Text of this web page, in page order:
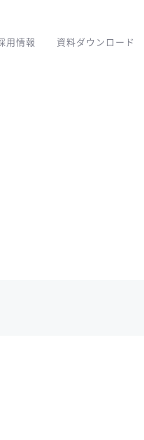
用情報 資料ダウンロード